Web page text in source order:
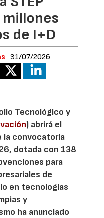
de I+D
31/07/2026
Tecnológico y
) abrirá el
la convocatoria
dotada con 138
para
de
en tecnologías
y
ha anunciado